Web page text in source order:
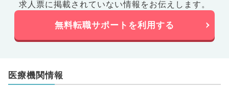
求人票に掲載されていない情報をお伝えします。
無料転職サポートを利用する
医療機関情報